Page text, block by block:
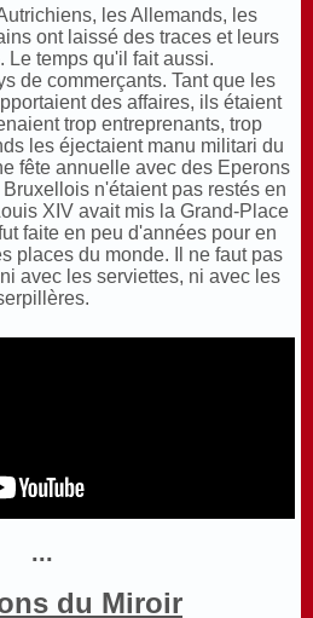
les Allemands, les
ont laissé des traces et leurs
Le temps qu'il fait aussi.
de commerçants. Tant que les
des affaires, ils étaient
trop entreprenants, trop
les éjectaient manu militari du
fête annuelle avec des Eperons
n'étaient pas restés en
XIV avait mis la Grand-Place
faite en peu d'années pour en
places du monde. Il ne faut pas
avec les serviettes, ni avec les
...
du Miroir